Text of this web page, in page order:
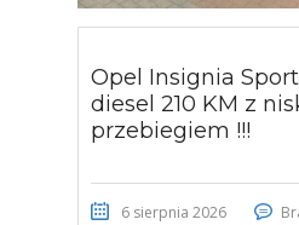
Opel Insignia
diesel 210 KM z
przebiegiem !!!
6 sierpnia 2026